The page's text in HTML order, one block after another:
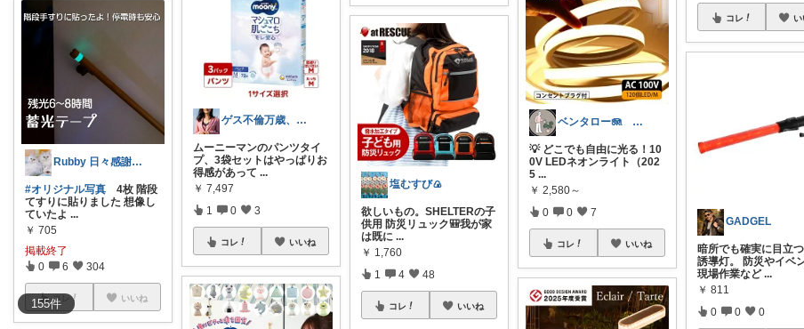
155件
Rubby 日々感謝です✨
#オリジナル写真 4枚 階段
てすりに貼りました 想像し
ていたよ ...
￥ 705
掲載終了
0 6 304
コレ いいね
ゲス不倫万歳、本能に任せちゃダメですか
ムーニーマンのパンツタイ
プ、3袋セットはやっぱりお
得感があって ...
￥ 7,497
1 0 3
コレ いいね
塩むすび🍙
欲しいもの。SHELTERの子
供用 防災リュック🎒我が家
は既に ...
￥ 1,760
1 4 48
コレ いいね
ベンタロー🪼 おすすめ商品紹介
💡 どこでも自由に光る！10
0V LEDネオンライト（202
5 ...
￥ 2,580～
0 0 7
コレ いいね
コレ い
GADGEL
暗所でも確実に目立
誘導灯。 防災やイベン
現場作業など ...
￥ 811
0 0 0